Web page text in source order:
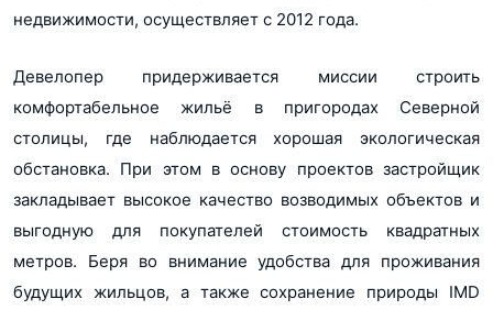
недвижимости, осуществляет с 2012 года.
Девелопер придерживается миссии строить
комфортабельное жильё в пригородах Северной
столицы, где наблюдается хорошая экологическая
обстановка. При этом в основу проектов застройщик
закладывает высокое качество возводимых объектов и
выгодную для покупателей стоимость квадратных
метров. Беря во внимание удобства для проживания
будущих жильцов, а также сохранение природы IMD